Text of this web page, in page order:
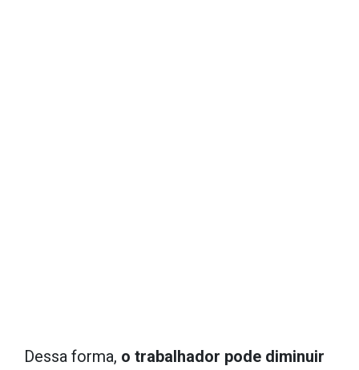
Dessa forma, o trabalhador pode diminuir